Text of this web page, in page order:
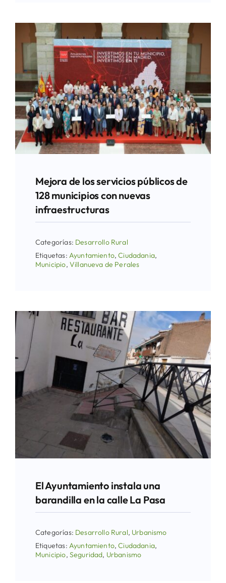
Mejora de los servicios públicos de
128 municipios con nuevas
infraestructuras
Categorías: Desarrollo Rural
Etiquetas: Ayuntamiento,Ciudadania,
Municipio, Villanueva de Perales
El Ayuntamiento instala una
barandilla en la calle La Pasa
Categorías: Desarrollo Rural, Urbanismo
Etiquetas: Ayuntamiento,Ciudadania,
Municipio, Seguridad, Urbanismo